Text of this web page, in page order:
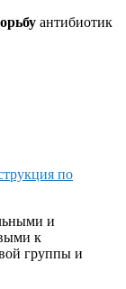
антибиотик
по
и
к
группы и